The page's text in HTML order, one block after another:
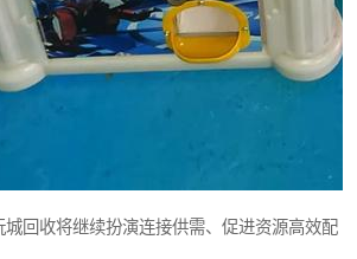
回收将继续扮演连接供需、促进资源高效配